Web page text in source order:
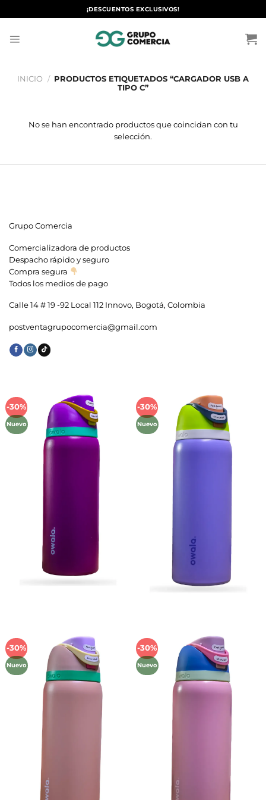
al
¡DESCUENTOS EXCLUSIVOS!
INICIO / PRODUCTOS ETIQUETADOS “CARGADOR USB A
TIPO C”
No se han encontrado productos que coincidan con tu
selección.
Grupo Comercia
Comercializadora de productos
Despacho rápido y seguro
Compra segura
Todos los medios de pago
Calle 14 # 19 -92 Local 112 Innovo, Bogotá, Colombia
postventagrupocomercia@gmail.com
-30%
Nuevo
Añadir
lista de
deseos
-30%
Nuevo
Añadir
lista de
deseos
-30%
Nuevo
Añadir
lista de
deseos
-30%
Nuevo
Añadir
lista de
deseos